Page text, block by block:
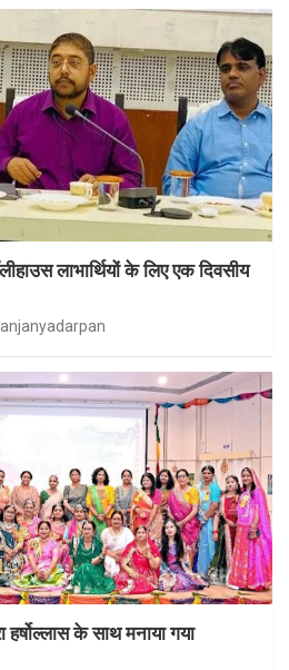
लाभार्थियों के लिए एक दिवसीय
के साथ मनाया गया